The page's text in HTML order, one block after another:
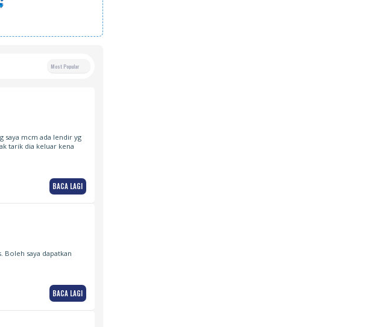
Most Popular
saya mcm ada lendir yg
tarik dia keluar kena
BACA LAGI
Boleh saya dapatkan
BACA LAGI